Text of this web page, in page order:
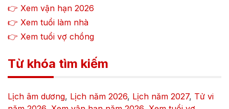
👉 Xem vận hạn 2026
👉 Xem tuổi làm nhà
👉 Xem tuổi vợ chồng
Từ khóa tìm kiếm
Lịch âm dương, Lịch năm 2026, Lịch năm 2027, Tử vi